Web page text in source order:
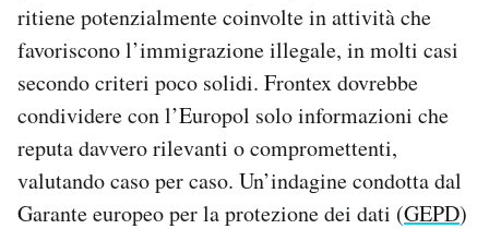
ritiene potenzialmente coinvolte in attività che
favoriscono l’immigrazione illegale, in molti casi
secondo criteri poco solidi. Frontex dovrebbe
condividere con l’Europol solo informazioni che
reputa davvero rilevanti o compromettenti,
valutando caso per caso. Un’indagine condotta dal
Garante europeo per la protezione dei dati (GEPD)